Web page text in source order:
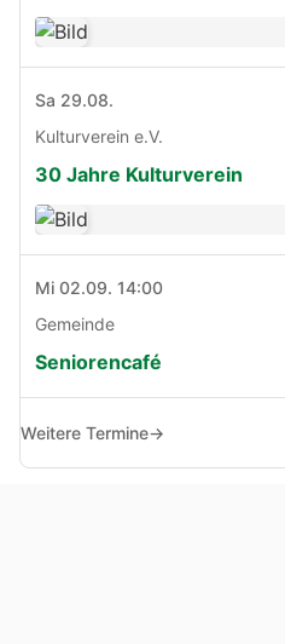
Sa 29.08.
Kulturverein e.V.
30 Jahre Kulturverein
Mi 02.09. 14:00
Gemeinde
Seniorencafé
Weitere Termine→